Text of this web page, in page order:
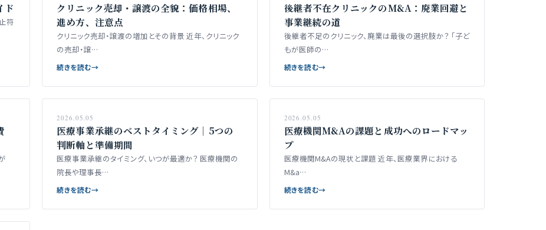
ド
符
クリニック売却・譲渡の全貌：価格相場、
進め方、注意点
クリニック売却・譲渡の増加とその背景 近年、クリニック
の売却・譲…
続きを読む→
後継者不在クリニックのM&A：廃業回避と
事業継続の道
後継者不足のクリニック、廃業は最後の選択肢か？ 「子ど
もが医師の…
続きを読む→
2026.05.05
医療事業承継のベストタイミング｜5つの
判断軸と準備期間
医療事業承継のタイミング、いつが最適か？ 医療機関の
院長や理事長…
続きを読む→
2026.05.05
医療機関M&Aの課題と成功へのロードマッ
プ
医療機関M&Aの現状と課題 近年、医療業界における
M&a…
続きを読む→